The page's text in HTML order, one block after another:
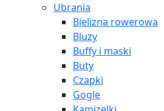
Ubrania
Bielizna rowerowa
Bluzy
Buffy i maski
Buty
Czapki
Gogle